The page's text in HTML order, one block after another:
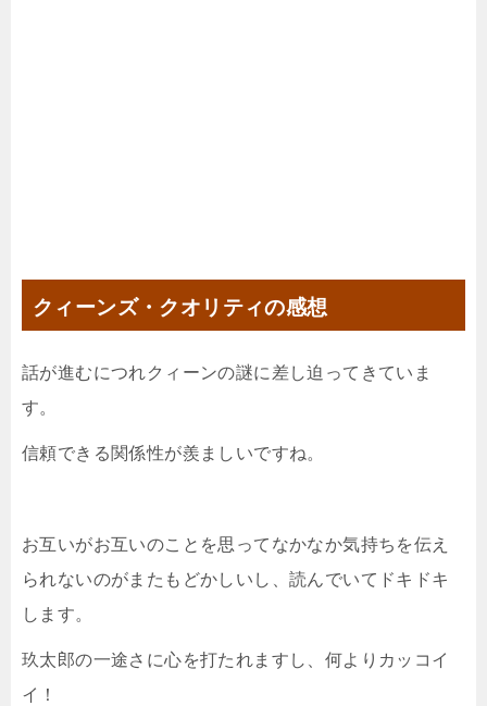
クィーンズ・クオリティの感想
話が進むにつれクィーンの謎に差し迫ってきていま
す。
信頼できる関係性が羨ましいですね。
お互いがお互いのことを思ってなかなか気持ちを伝え
られないのがまたもどかしいし、読んでいてドキドキ
します。
玖太郎の一途さに心を打たれますし、何よりカッコイ
イ！